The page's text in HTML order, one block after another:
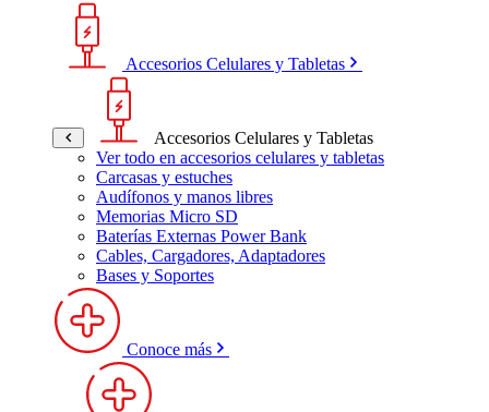
Accesorios Celulares y Tabletas
Accesorios Celulares y Tabletas
Ver todo en accesorios celulares y tabletas
Carcasas y estuches
Audífonos y manos libres
Memorias Micro SD
Baterías Externas Power Bank
Cables, Cargadores, Adaptadores
Bases y Soportes
Conoce más